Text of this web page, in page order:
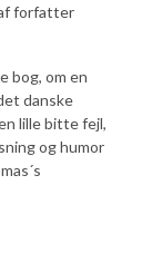
forfatter
bog, om en
danske
lille bitte fejl,
og humor